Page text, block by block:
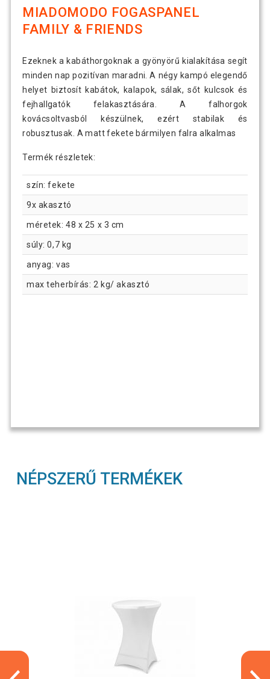
MIADOMODO FOGASPANEL
FAMILY & FRIENDS
Ezeknek a kabáthorgoknak a gyönyörű kialakítása segít
minden nap pozitívan maradni. A négy kampó elegendő
helyet biztosít kabátok, kalapok, sálak, sőt kulcsok és
fejhallgatók felakasztására. A falhorgok
kovácsoltvasból készülnek, ezért stabilak és
robusztusak. A matt fekete bármilyen falra alkalmas
Termék részletek:
szín: fekete
9x akasztó
méretek: 48 x 25 x 3 cm
súly: 0,7 kg
anyag: vas
max teherbírás: 2 kg/ akasztó
NÉPSZERŰ TERMÉKEK